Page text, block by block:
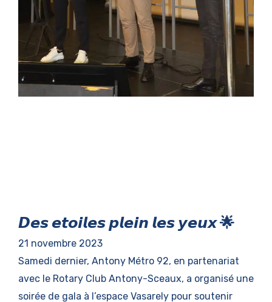
𝘿𝙚𝙨 𝙚𝙩𝙤𝙞𝙡𝙚𝙨 𝙥𝙡𝙚𝙞𝙣 𝙡𝙚𝙨 𝙮𝙚𝙪𝙭 🌟
21 novembre 2023
Samedi dernier, Antony Métro 92, en partenariat
avec le Rotary Club Antony-Sceaux, a organisé une
soirée de gala à l’espace Vasarely pour soutenir